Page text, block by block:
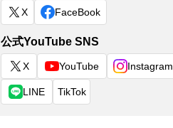
X FaceBook
公式YouTube SNS
X YouTube Instagram
LINE TikTok